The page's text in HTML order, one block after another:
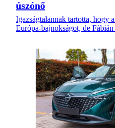
úszónő
Igazságtalannak tartotta, hogy
Európa-bajnokságot, de